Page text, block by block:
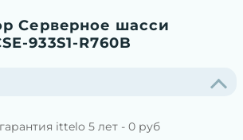
Серверное шасси
933S1-R760B
ittelo 5 лет - 0 руб